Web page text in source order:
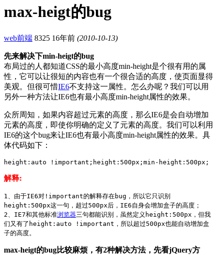
max-heigt的bug
web前端 8325 16年前 (2010-10-13)
先来解决下min-heigt的bug
布局过的人都知道CSS的最小高度min-height是个很有用的属
性，它可以让很短的内容也有一个很合适的高度，使页面显得
美观。但很可惜IE6不支持这一属性。怎么办呢？我们可以用
另外一种方法让IE6也有最小高度min-height属性的效果。
众所周知，如果内容超过元素的高度，那么IE6是会自动增加
元素的高度，即使你明确的定义了元素的高度。我们可以利用
IE6的这个bug来让IE6也有最小高度min-height属性的效果。具
体代码如下：
height:auto !important;height:500px;min-height:500px;
解释:
1、由于IE6对!important的解释存在bug，所以它只识别
height:500px这一句，超过500px后，IE6自身会增加盒子的高度；
2、IE7和其他标准浏览器三句都能识别，虽然定义height:500px，但我
们又有了height:auto !important，所以超过500px也能自动增加盒
子的高度。
max-heigt的bug比较麻烦，有2种解决方法，先看jQuery方